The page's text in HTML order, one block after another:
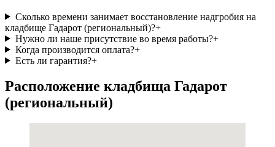
Сколько времени занимает восстановление надгробия на
кладбище Гадарот (региональный)?+
Нужно ли наше присутствие во время работы?+
Когда производится оплата?+
Есть ли гарантия?+
Расположение кладбища Гадарот
(региональный)